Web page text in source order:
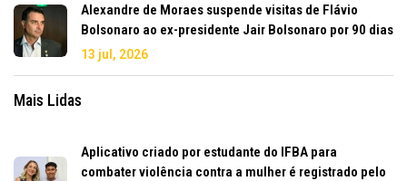
Alexandre de Moraes suspende visitas de Flávio
Bolsonaro ao ex-presidente Jair Bolsonaro por 90 dias
13 jul, 2026
Mais Lidas
Aplicativo criado por estudante do IFBA para
combater violência contra a mulher é registrado pelo